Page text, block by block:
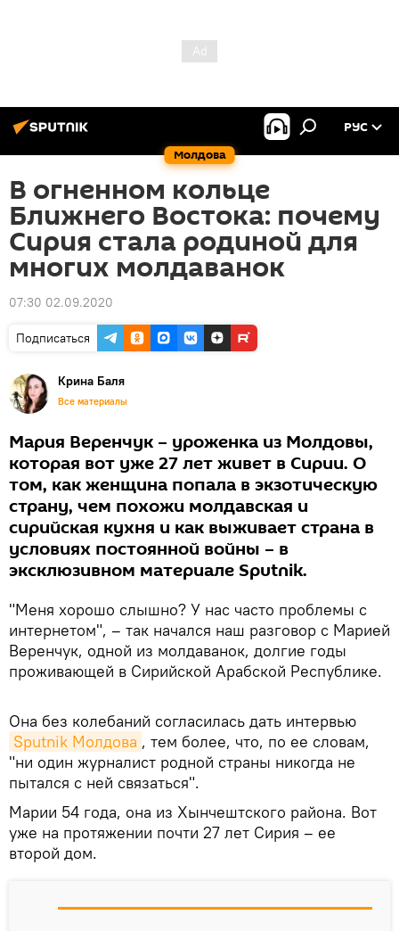
Молдова
РУС
В огненном кольце
Ближнего Востока: почему
Сирия стала родиной для
многих молдаванок
07:30 02.09.2020
Подписаться
Крина Баля
Все материалы
Мария Веренчук – уроженка из Молдовы,
которая вот уже 27 лет живет в Сирии. О
том, как женщина попала в экзотическую
страну, чем похожи молдавская и
сирийская кухня и как выживает страна в
условиях постоянной войны – в
эксклюзивном материале Sputnik.
"Меня хорошо слышно? У нас часто проблемы с
интернетом", – так начался наш разговор с Марией
Веренчук, одной из молдаванок, долгие годы
проживающей в Сирийской Арабской Республике.
Она без колебаний согласилась дать интервью
Sputnik Молдова , тем более, что, по ее словам,
"ни один журналист родной страны никогда не
пытался с ней связаться".
Марии 54 года, она из Хынчештского района. Вот
уже на протяжении почти 27 лет Сирия – ее
второй дом.